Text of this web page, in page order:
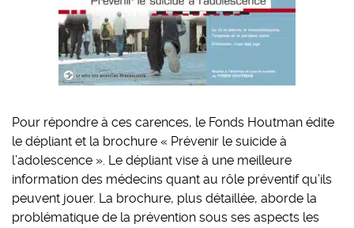
Pour répondre à ces carences, le Fonds Houtman édite
le dépliant et la brochure « Prévenir le suicide à
l’adolescence ». Le dépliant vise à une meilleure
information des médecins quant au rôle préventif qu’ils
peuvent jouer. La brochure, plus détaillée, aborde la
problématique de la prévention sous ses aspects les